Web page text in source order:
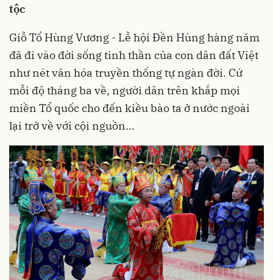
tộc
Giỗ Tổ Hùng Vương - Lễ hội Đền Hùng hàng năm
đã đi vào đời sống tinh thần của con dân đất Việt
như nét văn hóa truyền thống tự ngàn đời. Cứ
mỗi độ tháng ba về, người dân trên khắp mọi
miền Tổ quốc cho đến kiều bào ta ở nước ngoài
lại trở về với cội nguồn...